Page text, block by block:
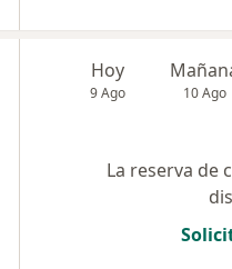
Hoy
9 Ago 10 Ago
La reserva de